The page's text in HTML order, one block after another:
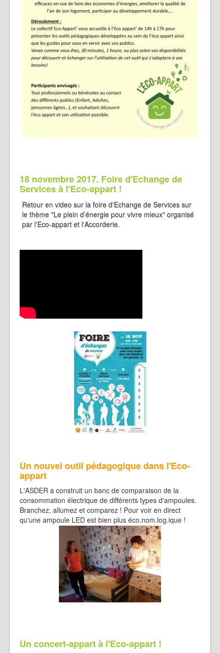
18 novembre 2017. Foire d'Echange de
Services à l'Eco-appart !
Retour en video sur la foire d'Echange de Services sur
le thème "Le plein d’énergie pour vivre mieux" organisé
par l'Eco-appart et l'Accorderie.
Un nouvel outil pédagogique dans l'Eco-
appart
L'ASDER a construit un banc de comparaison de la
consommation électrique de différents types d'ampoules.
Branchez, allumez et comparez ! Pour voir en direct
qu'une ampoule LED est bien plus éco.nom.log.ique !
Un concert-appart à l'Eco-appart !